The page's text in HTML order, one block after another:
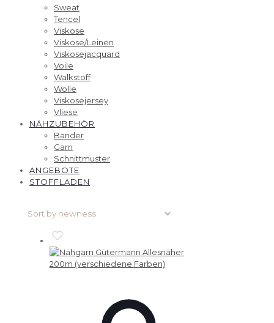
Sweat
Tencel
Viskose
Viskose/Leinen
Viskosejacquard
Voile
Walkstoff
Wolle
Viskosejersey
Vliese
NÄHZUBEHÖR
Bänder
Garn
Schnittmuster
ANGEBOTE
STOFFLADEN